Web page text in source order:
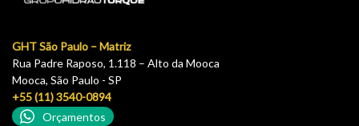
GHT São Paulo – Matriz
Rua Padre Raposo, 1.118 – Alto da Mooca
Mooca, São Paulo - SP
+55 (11) 3540-0894
Orçamentos